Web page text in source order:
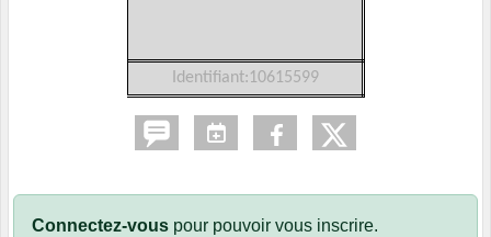
Identifiant:10615599
Connectez-vous pour pouvoir vous inscrire.